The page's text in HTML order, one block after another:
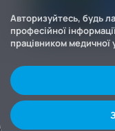
Авторизуйтесь, будь
професійної
працівником медичної